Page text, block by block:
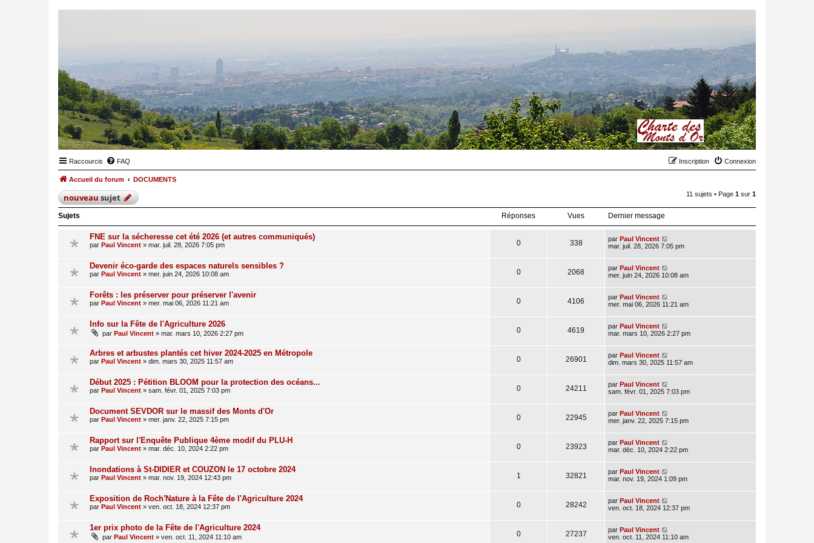
Raccourcis FAQ Connexion
Inscription
Accueil du forum DOCUMENTS
nouveausujet 11 sujets • Page 1 sur 1
Sujets Réponses Vues Dernier message
FNE sur la sécheresse cet été 2026 (et autres communiqués)
par Paul Vincent » mar. juil. 28, 2026 7:05 pm 0 338 par Paul Vincent
mar. juil. 28, 2026 7:05 pm
Devenir éco-garde des espaces naturels sensibles ?
par Paul Vincent » mer. juin 24, 2026 10:08 am 0 2068 par Paul Vincent
mer. juin 24, 2026 10:08 am
Forêts : les préserver pour préserver l'avenir
par Paul Vincent » mer. mai 06, 2026 11:21 am 0 4106 par Paul Vincent
mer. mai 06, 2026 11:21 am
Info sur la Fête de l'Agriculture 2026
par Paul Vincent » mar. mars 10, 2026 2:27 pm 0 4619 par Paul Vincent
mar. mars 10, 2026 2:27 pm
Arbres et arbustes plantés cet hiver 2024-2025 en Métropole
par Paul Vincent » dim. mars 30, 2025 11:57 am 0 26901 par Paul Vincent
dim. mars 30, 2025 11:57 am
Début 2025 : Pétition BLOOM pour la protection des océans...
par Paul Vincent » sam. févr. 01, 2025 7:03 pm 0 24211 par Paul Vincent
sam. févr. 01, 2025 7:03 pm
Document SEVDOR sur le massif des Monts d'Or
par Paul Vincent » mer. janv. 22, 2025 7:15 pm 0 22945 par Paul Vincent
mer. janv. 22, 2025 7:15 pm
Rapport sur l'Enquête Publique 4ème modif du PLU-H
par Paul Vincent » mar. déc. 10, 2024 2:22 pm 0 23923 par Paul Vincent
mar. déc. 10, 2024 2:22 pm
Inondations à St-DIDIER et COUZON le 17 octobre 2024
par Paul Vincent » mar. nov. 19, 2024 12:43 pm 1 32821 par Paul Vincent
mar. nov. 19, 2024 1:09 pm
Exposition de Roch'Nature à la Fête de l'Agriculture 2024
par Paul Vincent » ven. oct. 18, 2024 12:37 pm 0 28242 par Paul Vincent
ven. oct. 18, 2024 12:37 pm
1er prix photo de la Fête de l'Agriculture 2024
par Paul Vincent » ven. oct. 11, 2024 11:10 am 0 27237 par Paul Vincent
ven. oct. 11, 2024 11:10 am